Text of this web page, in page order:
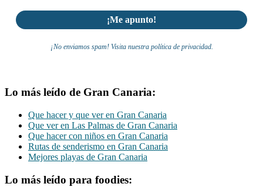
¡No enviamos spam! Visita nuestra política de privacidad.
Lo más leído de Gran Canaria:
Que hacer y que ver en Gran Canaria
Que ver en Las Palmas de Gran Canaria
Que hacer con niños en Gran Canaria
Rutas de senderismo en Gran Canaria
Mejores playas de Gran Canaria
Lo más leído para foodies: